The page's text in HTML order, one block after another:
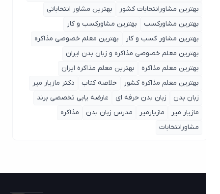
بهترین مشاورانتخابات کشور
بهترین مشاور انتخاباتی
بهترین مشاورکسب
بهترین مشاورکسب و کار
بهترین مشاور کسب و کار
بهترین معلم خصوصی مذاکره
بهترین معلم خصوصی مذاکره و زبان بدن ایران
بهترین معلم مذاکره
بهترین معلم مذاکره ایران
بهترین معلم مذاکره کشور
خلاصه کتاب
دکتر مازیار میر
زبان بدن
زبان بدن حرفه ای
عارضه یابی تخصصی برند
مازیار میر
مازیارمیر مدرس زبان بدن
مذاکره
مشاورانتخابات